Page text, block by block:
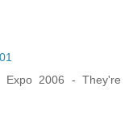
2006 - They're